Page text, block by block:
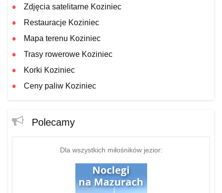
Zdjęcia satelitarne Koziniec
Restauracje Koziniec
Mapa terenu Koziniec
Trasy rowerowe Koziniec
Korki Koziniec
Ceny paliw Koziniec
Polecamy
Dla wszystkich miłośników jezior: